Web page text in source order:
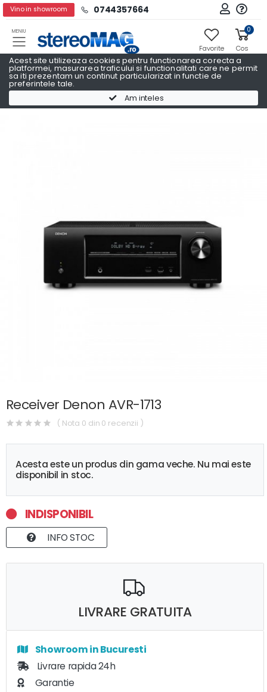
Acest site utilizeaza cookies pentru functionarea corecta a
platformei, masurarea traficului si functionalitati care ne permit
sa iti prezentam un continut particularizat in functie de
preferintele tale.
Am inteles
Vino in showroom 0744357664
MENIU
Favorite
0
Cos
Receivere AV DENON
Receiver Denon AVR-1713
( Nota 0 din 0 recenzii )
Acesta este un produs din gama veche. Nu mai este
disponibil in stoc.
INDISPONIBIL
INFO STOC
LIVRARE GRATUITA
Showroom in Bucuresti
Livrare rapida 24h
Garantie